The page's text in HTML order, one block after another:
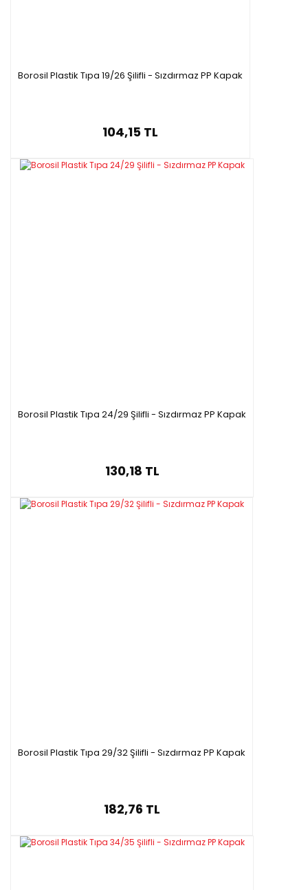
Borosil Plastik Tıpa 19/26 Şilifli - Sızdırmaz PP Kapak
104,15 TL
Borosil Plastik Tıpa 24/29 Şilifli - Sızdırmaz PP Kapak
130,18 TL
Borosil Plastik Tıpa 29/32 Şilifli - Sızdırmaz PP Kapak
182,76 TL